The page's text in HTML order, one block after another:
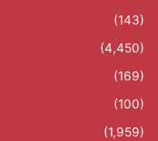
(143)
(4,450)
(169)
(100)
(1,959)